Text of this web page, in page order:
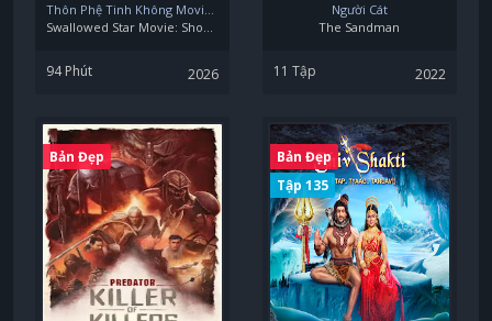
Thôn Phệ Tinh Không Movie: Quyết Chiến Nguyên Thủy Tinh
Swallowed Star Movie: Showdown On Primeval Star
94 Phút 2026
Người Cát
The Sandman
11 Tập 2022
Bản Đẹp
Bản Đẹp
Tập 135